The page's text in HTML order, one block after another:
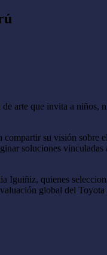
arte que invita a niños,
su visión sobre
soluciones
quienes
global del